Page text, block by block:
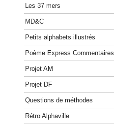
Les 37 mers
MD&C
Petits alphabets illustrés
Poème Express Commentaires
Projet AM
Projet DF
Questions de méthodes
Rétro Alphaville